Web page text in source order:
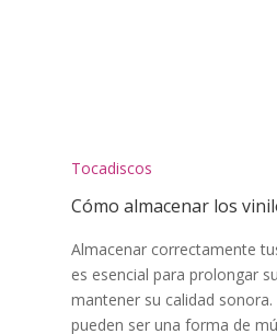
Tocadiscos
Cómo almacenar los
Almacenar correctamente
es esencial para prolongar
mantener su calidad sonora.
pueden ser una forma de